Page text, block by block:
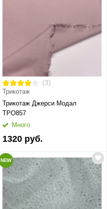
(3)
Трикотаж
Трикотаж Джерси Модал
ТРО857
Много
1320 руб.
NEW